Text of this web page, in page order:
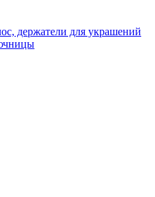
держатели для украшений